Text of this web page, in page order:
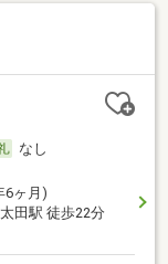
なし
6ヶ月)
田駅 徒歩22分